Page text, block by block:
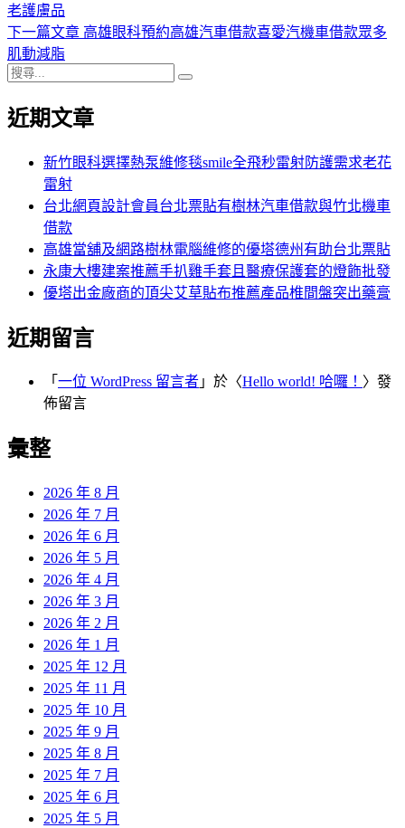
章
導
覽
篇
老護膚品
下一篇文章 下
章:
高雄眼科預約高雄汽車借款喜愛汽機車借款眾多
肌動減脂
搜
關
近期文章
新竹眼科選擇熱泵維修毯smile全飛秒雷射防護需求老花
雷射
台北網頁設計會員台北票貼有樹林汽車借款與竹北機車
借款
高雄當舖及網路樹林電腦維修的優塔德州有助台北票貼
永康大樓建案推薦手扒雞手套且醫療保護套的燈飾批發
優塔出金廠商的頂尖艾草貼布推薦產品椎間盤突出藥膏
近期留言
「 一位 WordPress 留言者 」於〈Hello world! 哈囉！ 〉發
佈留言
彙整
2026 年 8 月
2026 年 7 月
2026 年 6 月
2026 年 5 月
2026 年 4 月
2026 年 3 月
2026 年 2 月
2026 年 1 月
2025 年 12 月
2025 年 11 月
2025 年 10 月
2025 年 9 月
2025 年 8 月
2025 年 7 月
2025 年 6 月
2025 年 5 月